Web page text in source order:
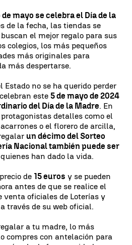
mayo se celebra el Día de la
de la fecha, las tiendas se
el mejor regalo para sus
colegios, los más pequeños
más originales para
más despertarse.
Estado no se ha querido perder
este 5 de mayo de 2024
del Día de la Madre. En
detalles como el
o el florero de arcilla,
un décimo del Sorteo
Nacional también puede ser
han dado la vida.
de 15 euros y se pueden
antes de que se realice el
venta oficiales de Loterías y
través de su web oficial.
a tu madre, lo más
compres con antelación para